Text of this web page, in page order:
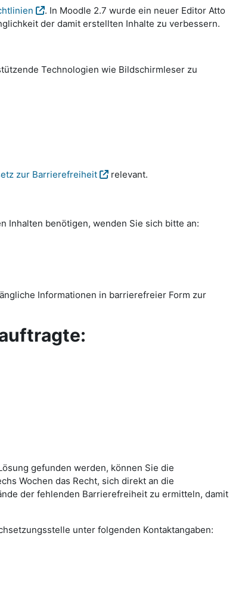
. In Moodle 2.7 wurde ein neuer Editor Atto
der damit erstellten Inhalte zu verbessern.
Technologien wie Bildschirmleser zu
zur Barrierefreiheit relevant.
Inhalten benötigen, wenden Sie sich bitte an:
Informationen in barrierefreier Form zur
gefunden werden, können Sie die
Wochen das Recht, sich direkt an die
der fehlenden Barrierefreiheit zu ermitteln, damit
unter folgenden Kontaktangaben: